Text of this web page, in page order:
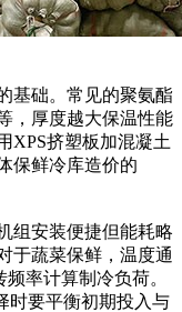
础。常见的聚氨酯
，厚度越大保温性能
XPS挤塑板加混凝土
保鲜冷库造价的
安装便捷但能耗略
于蔬菜保鲜，温度通
率计算制冷负荷。
时要平衡初期投入与